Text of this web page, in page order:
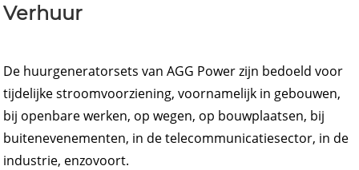
Verhuur
De huurgeneratorsets van AGG Power zijn bedoeld voor
tijdelijke stroomvoorziening, voornamelijk in gebouwen,
bij openbare werken, op wegen, op bouwplaatsen, bij
buitenevenementen, in de telecommunicatiesector, in de
industrie, enzovoort.
V-serie 94-285 kVA
V-serie 350-
D-serie 165-935